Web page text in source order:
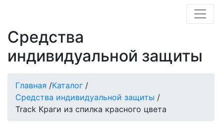
Средства
индивидуальной защиты
Главная /Каталог /
Средства индивидуальной защиты /
Track Краги из спилка красного цвета